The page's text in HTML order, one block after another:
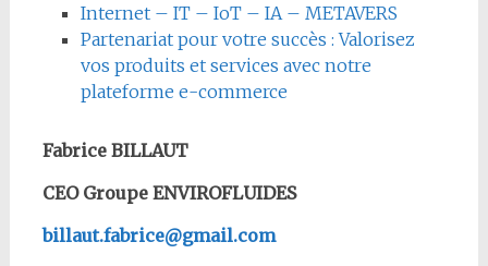
Internet – IT – IoT – IA – METAVERS
Partenariat pour votre succès : Valorisez
vos produits et services avec notre
plateforme e-commerce
Fabrice BILLAUT
CEO Groupe ENVIROFLUIDES
billaut.fabrice@gmail.com